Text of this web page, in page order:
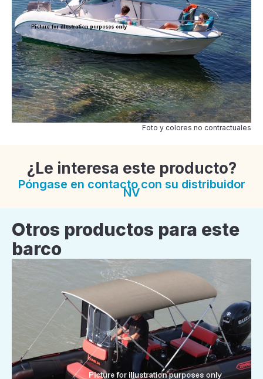
Foto y colores no contractuales
¿Le interesa este producto?
Póngase en contacto con su distribuidor
NV
Otros productos para este
barco